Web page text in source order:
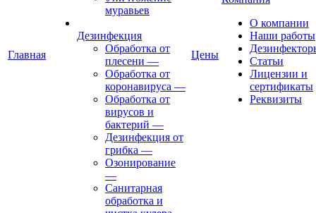
Главная
муравьев
Дезинфекция
Обработка от
плесени —
Обработка от
коронавируса —
Обработка от
вирусов и
бактерий —
Дезинфекция от
грибка —
Озонирование
—
Санитарная
обработка и
Цены
О компании
Наши работы
Статьи
Лицензии и
сертификаты
Реквизиты